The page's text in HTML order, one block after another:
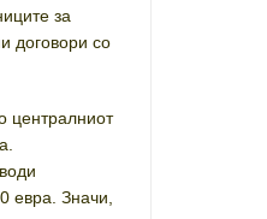
за
договори со
централниот
евра. Значи,